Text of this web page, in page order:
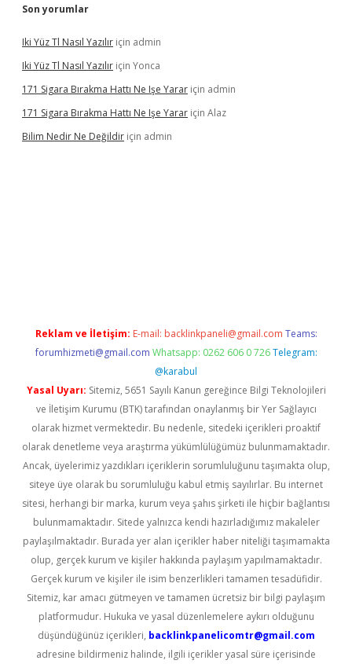
Son yorumlar
Iki Yüz Tl Nasıl Yazılır için admin
Iki Yüz Tl Nasıl Yazılır için Yonca
171 Sigara Bırakma Hattı Ne Işe Yarar için admin
171 Sigara Bırakma Hattı Ne Işe Yarar için Alaz
Bilim Nedir Ne Değildir için admin
Reklam ve İletişim: E-mail: backlinkpaneli@gmail.com Teams:
forumhizmeti@gmail.com Whatsapp: 0262 606 0 726 Telegram:
@karabul
Yasal Uyarı: Sitemiz, 5651 Sayılı Kanun gereğince Bilgi Teknolojileri
ve İletişim Kurumu (BTK) tarafından onaylanmış bir Yer Sağlayıcı
olarak hizmet vermektedir. Bu nedenle, sitedeki içerikleri proaktif
olarak denetleme veya araştırma yükümlülüğümüz bulunmamaktadır.
Ancak, üyelerimiz yazdıkları içeriklerin sorumluluğunu taşımakta olup,
siteye üye olarak bu sorumluluğu kabul etmiş sayılırlar. Bu internet
sitesi, herhangi bir marka, kurum veya şahıs şirketi ile hiçbir bağlantısı
bulunmamaktadır. Sitede yalnızca kendi hazırladığımız makaleler
paylaşılmaktadır. Burada yer alan içerikler haber niteliği taşımamakta
olup, gerçek kurum ve kişiler hakkında paylaşım yapılmamaktadır.
Gerçek kurum ve kişiler ile isim benzerlikleri tamamen tesadüfidir.
Sitemiz, kar amacı gütmeyen ve tamamen ücretsiz bir bilgi paylaşım
platformudur. Hukuka ve yasal düzenlemelere aykırı olduğunu
düşündüğünüz içerikleri, backlinkpanelicomtr@gmail.com
adresine bildirmeniz halinde, ilgili içerikler yasal süre içerisinde